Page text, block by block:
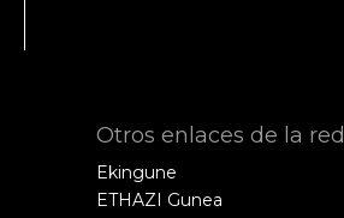
Otros enlaces de la red
Ekingune
ETHAZI Gunea